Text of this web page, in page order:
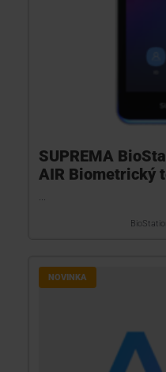
SUPREMA
AIR Biometrický
NOVINKA